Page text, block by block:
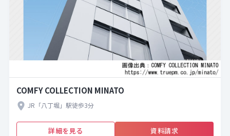
COMFY COLLECTION MINATO
JR「八丁堀」駅徒歩3分
詳細を見る 資料請求